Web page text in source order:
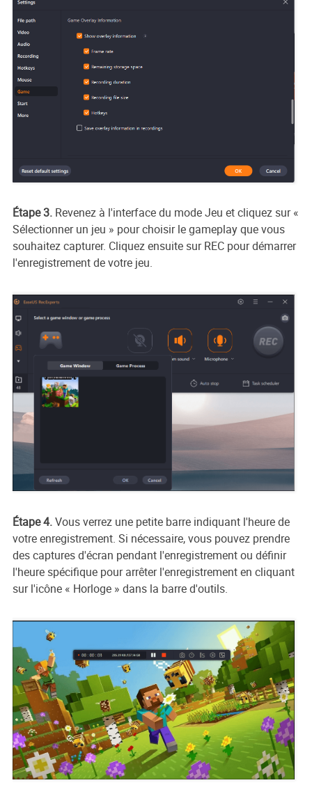
Étape 3.Revenez à l'interface du mode Jeu et cliquez sur «
Sélectionner un jeu » pour choisir le gameplay que vous
souhaitez capturer. Cliquez ensuite sur REC pour démarrer
l'enregistrement de votre jeu.
Étape 4.Vous verrez une petite barre indiquant l'heure de
votre enregistrement. Si nécessaire, vous pouvez prendre
des captures d'écran pendant l'enregistrement ou définir
l'heure spécifique pour arrêter l'enregistrement en cliquant
sur l'icône « Horloge » dans la barre d'outils.